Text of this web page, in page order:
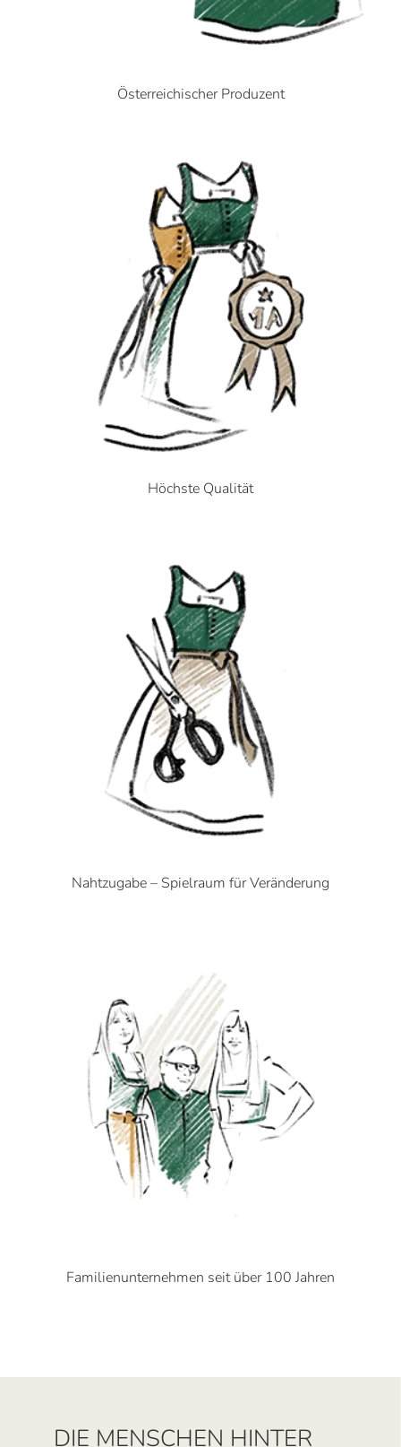
Österreichischer Produzent
Höchste Qualität
Nahtzugabe – Spielraum für Veränderung
Familienunternehmen seit über 100 Jahren
DIE MENSCHEN HINTER